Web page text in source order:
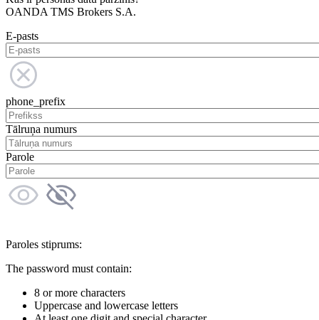
OANDA TMS Brokers S.A.
E-pasts
phone_prefix
Tālruņa numurs
Parole
Paroles stiprums:
The password must contain:
8 or more characters
Uppercase and lowercase letters